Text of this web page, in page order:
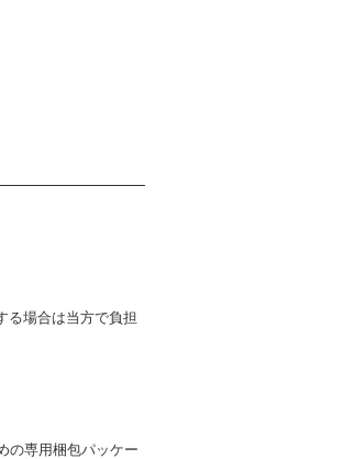
る場合は当方で負担
専用梱包パッケー